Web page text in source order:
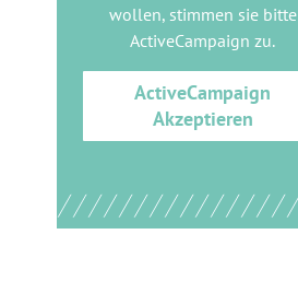
wollen, stimmen sie bitte
ActiveCampaign zu.
ActiveCampaign
Akzeptieren